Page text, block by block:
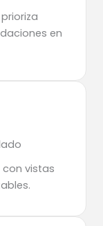
en
vistas